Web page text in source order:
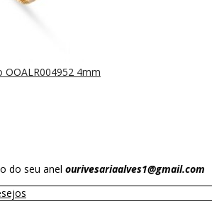
OOALR004952 4mm
do seu anel ourivesariaalves1@gmail.com